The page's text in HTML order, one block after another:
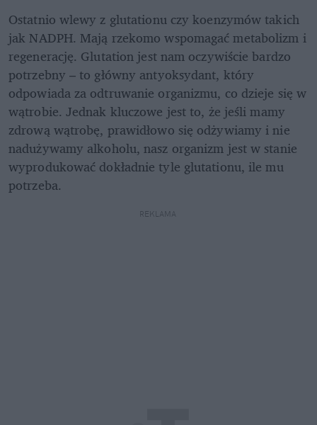
Ostatnio wlewy z glutationu czy koenzymów takich
jak NADPH. Mają rzekomo wspomagać metabolizm i
regenerację. Glutation jest nam oczywiście bardzo
potrzebny – to główny antyoksydant, który
odpowiada za odtruwanie organizmu, co dzieje się w
wątrobie. Jednak kluczowe jest to, że jeśli mamy
zdrową wątrobę, prawidłowo się odżywiamy i nie
nadużywamy alkoholu, nasz organizm jest w stanie
wyprodukować dokładnie tyle glutationu, ile mu
potrzeba.
REKLAMA